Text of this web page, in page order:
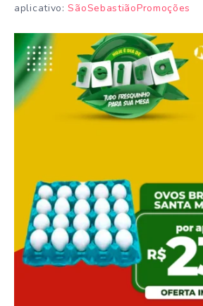
aplicativo:SãoSebastiãoPromoções